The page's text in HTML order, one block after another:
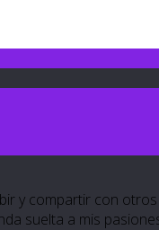
y compartir con
suelta a mis